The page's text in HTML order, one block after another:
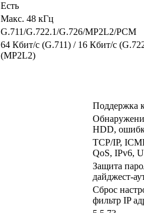
Есть
Макс. 48 кГц
G.711/G.722.1/G.726/MP2L2/PCM
64 Кбит/с (G.711) / 16 Кбит/с
(MP2L2)
Поддержка
HDD,
TCP/IP,
QoS, IPv6,
Защита
дайджест-
Сброс
фильтр IP